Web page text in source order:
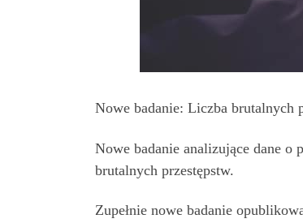
Nowe badanie: Liczba brutalnych
Nowe badanie analizujące dane o
brutalnych przestępstw.
Zupełnie nowe badanie